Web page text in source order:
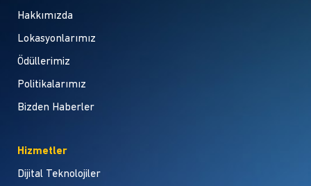
Hakkımızda
Lokasyonlarımız
Ödüllerimiz
Politikalarımız
Bizden Haberler
Hizmetler
Dijital Teknolojiler